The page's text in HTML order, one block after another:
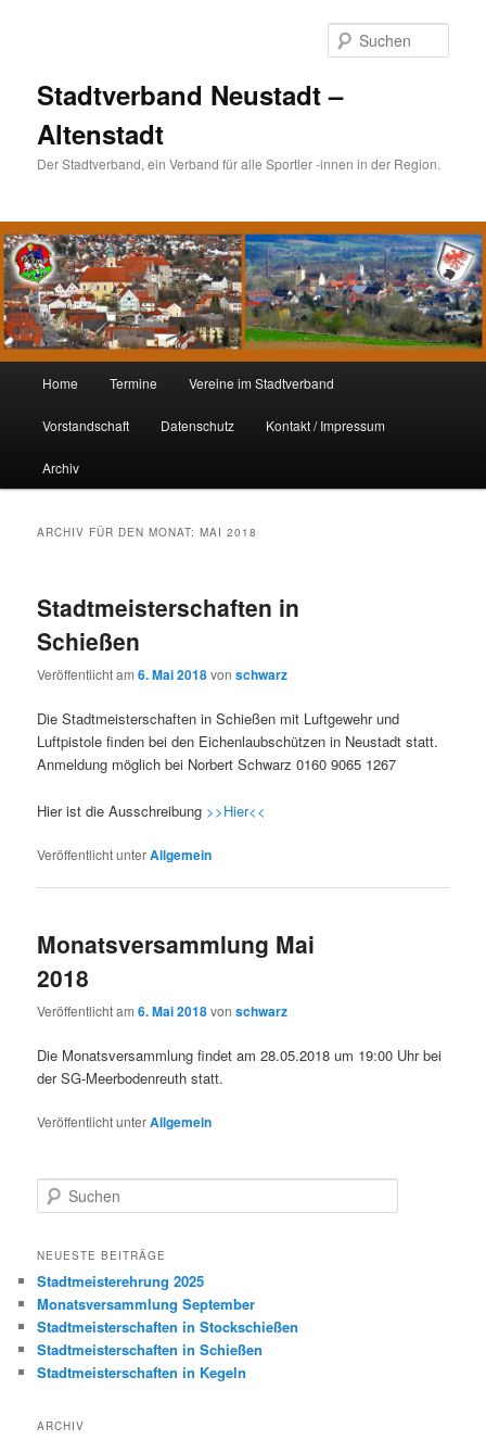
Stadtverband Neustadt –
Altenstadt
Der Stadtverband, ein Verband für alle Sportler -innen in der Region.
Zum
Inhalt
wechseln
Zum
sekundären
Inhalt
wechseln
Home Termine Vereine im Stadtverband
Vorstandschaft Datenschutz Kontakt / Impressum
Archiv
ARCHIV FÜR DEN MONAT:MAI 2018
Stadtmeisterschaften in
Schießen
Veröffentlicht am6. Mai 2018vonschwarz
Die Stadtmeisterschaften in Schießen mit Luftgewehr und
Luftpistole finden bei den Eichenlaubschützen in Neustadt statt.
Anmeldung möglich bei Norbert Schwarz 0160 9065 1267
Hier ist die Ausschreibung >>Hier<<
Veröffentlicht unterAllgemein
Monatsversammlung Mai
2018
Veröffentlicht am6. Mai 2018vonschwarz
Die Monatsversammlung findet am 28.05.2018 um 19:00 Uhr bei
der SG-Meerbodenreuth statt.
Veröffentlicht unterAllgemein
u
h
n
NEUESTE BEITRÄGE
Stadtmeisterehrung 2025
Monatsversammlung September
Stadtmeisterschaften in Stockschießen
Stadtmeisterschaften in Schießen
Stadtmeisterschaften in Kegeln
ARCHIV